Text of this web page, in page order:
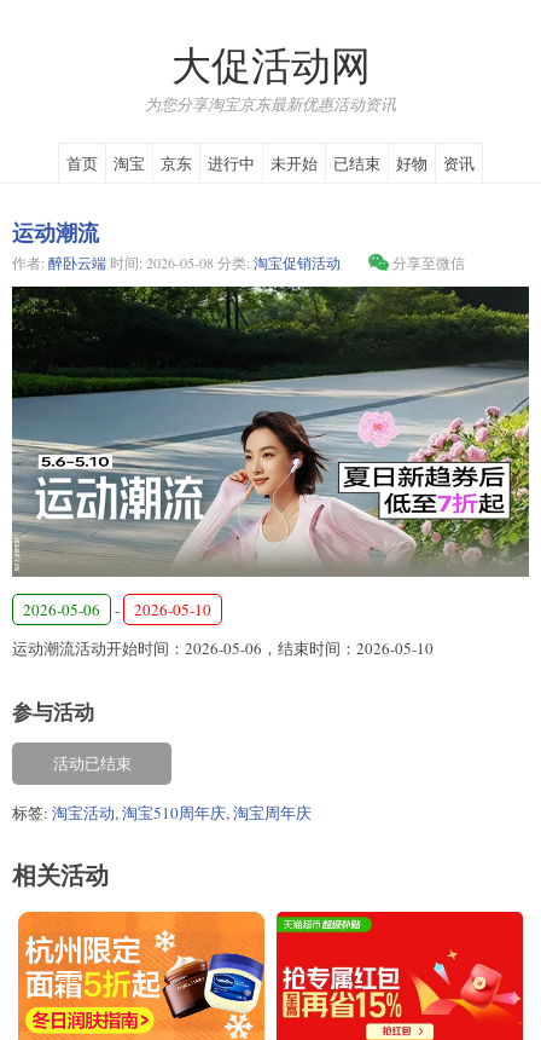
大促活动网
为您分享淘宝京东最新优惠活动资讯
首页 淘宝 京东 进行中 未开始 已结束 好物 资讯
运动潮流
作者: 醉卧云端 时间: 2026-05-08 分类: 淘宝促销活动 分享至微信
2026-05-06 -
2026-05-10
运动潮流活动开始时间：2026-05-06，结束时间：2026-05-10
参与活动
活动已结束
标签: 淘宝活动,淘宝510周年庆,淘宝周年庆
相关活动